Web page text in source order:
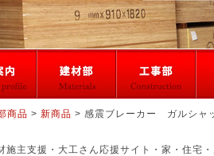
商品 > 新商品 > 感震ブレーカー ガルシャ
施主支援・大工さん応援サイト・家・住宅